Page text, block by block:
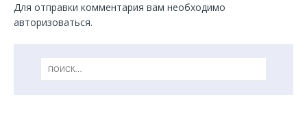
Для отправки комментария вам необходимо
авторизоваться.